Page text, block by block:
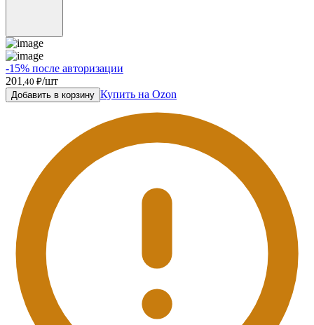
-15% после авторизации
201 ,40 ₽/шт
Добавить в корзину Купить на Ozon